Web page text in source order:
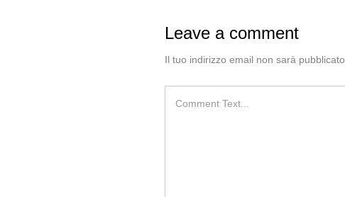
Leave a comment
Il tuo indirizzo email non sarà pubblicato.